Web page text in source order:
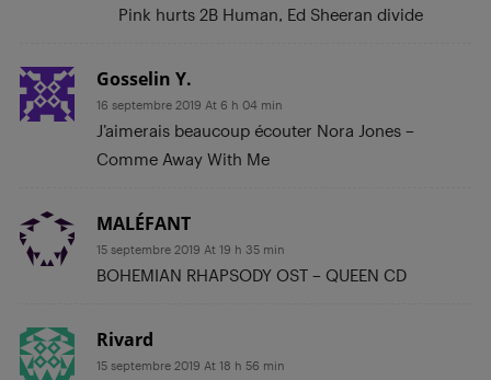
Pink hurts 2B Human, Ed Sheeran divide
Gosselin Y.
16 septembre 2019 At 6 h 04 min
J’aimerais beaucoup écouter Nora Jones –
Comme Away With Me
MALÉFANT
15 septembre 2019 At 19 h 35 min
BOHEMIAN RHAPSODY OST – QUEEN CD
Rivard
15 septembre 2019 At 18 h 56 min